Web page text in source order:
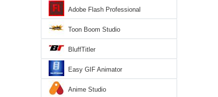
Adobe Flash Professional
Toon Boom Studio
BluffTitler
Easy GIF Animator
Anime Studio